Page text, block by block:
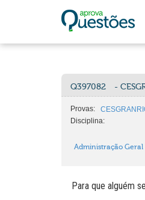
Q397082 -
Provas:
Disciplina:
Administração Geral
Para que alguém